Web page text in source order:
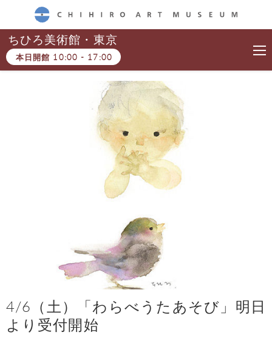
CHIHIRO ART MUSEUM
ちひろ美術館・東京
本日開館 10:00 - 17:00
4/6（土）「わらべうたあそび」明日
より受付開始